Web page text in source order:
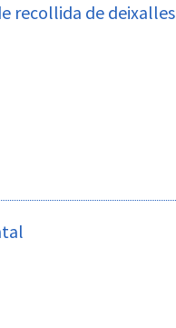
recollida de deixalles